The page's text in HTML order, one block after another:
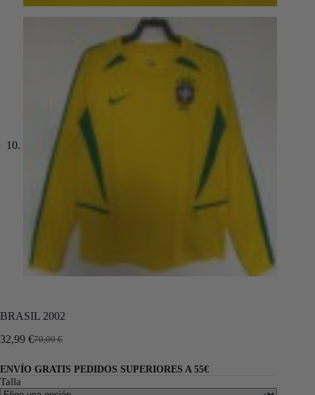
BRASIL 2002
70,00€
32,99 €
ENVÍO GRATIS PEDIDOS SUPERIORES A 55€
Talla